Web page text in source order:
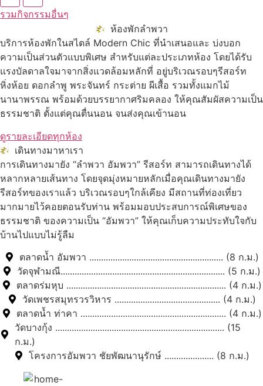
รวมกิจกรรมอื่นๆ
ห้องพักลำพวา
บริการห้องพักในสไตล์ Modern Chic ที่นำเสนอและ บ่งบอก
ความเป็นส่วนตัวแบบพิเศษ สำหรับแต่ละประเภทห้อง โดยได้รับ
แรงบัลดาลใจมาจากสิ่งแวดล้อมหลักที่ อยู่บริเวณรอบๆรีสอร์ท
หิ่งห้อย ดอกลำพู พระจันทร์ กระต่าย ผีเสื้อ รวมทั้งแมกไม้
นานาพรรณ พร้อมด้วยบรรยากาศริมคลอง ให้คุณสัมผัสความเป็น
ธรรมชาติ ตั้งแต่คุณตื่นนอน จนส่งคุณเข้านอน
ดูรายละเอียดทุกห้อง
เดินทางมาหาเรา
การเดินทางมายัง “ลำพวา อัมพวา” รีสอร์ท สามารถเดินทางได้
หลากหลายเส้นทาง โดยจุดมุ่งหมายหลักเมื่อคุณเดินทางมายัง
รีสอร์ทของเราแล้ว บริเวณรอบๆใกล้เคียง มีสถานที่ท่องเที่ยว
มากมายไว้คอยตอนรับท่าน พร้อมมอบประสบการณ์พิเศษของ
ธรรมชาติ ของความเป็น “อัมพวา” ให้คุณเก็บความประทับใจกับ
บ้านไปแบบไม่รู้ลืม
ตลาดน้ำ อัมพวา ......................................................... (8 ก.ม.)
วัดจุฬามณี...................................................................... (5 ก.ม.)
ตลาดร่มหุบ .................................................................... (4 ก.ม.)
วัดเพชรสมุทรวรวิหาร ............................................. (4 ก.ม.)
ตลาดน้ำ ท่าคา .............................................................. (4 ก.ม.)
วัดบางกุ้ง ........................................................................ (15
ก.ม.)
โครงการอัมพวา ชัยพัฒนานุรักษ์ ..................... (8 ก.ม.)